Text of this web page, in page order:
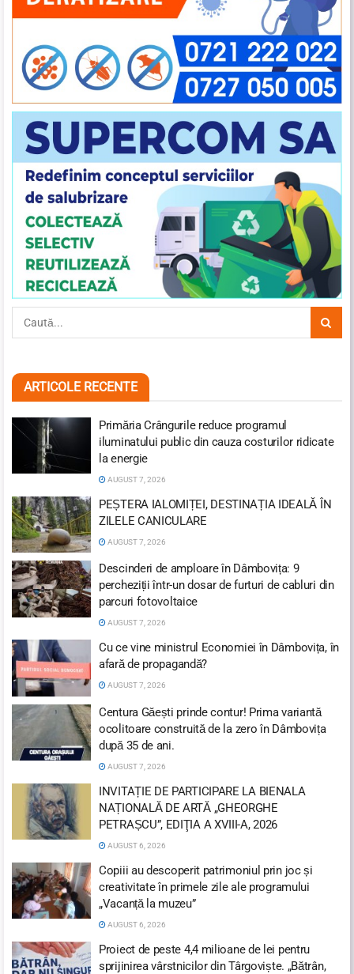
ARTICOLE RECENTE
Primăria Crângurile reduce programul
iluminatului public din cauza costurilor ridicate
la energie
AUGUST 7, 2026
PEȘTERA IALOMIȚEI, DESTINAȚIA IDEALĂ ÎN
ZILELE CANICULARE
AUGUST 7, 2026
Descinderi de amploare în Dâmbovița: 9
percheziții într-un dosar de furturi de cabluri din
parcuri fotovoltaice
AUGUST 7, 2026
Cu ce vine ministrul Economiei în Dâmbovița, în
afară de propagandă?
AUGUST 7, 2026
Centura Găești prinde contur! Prima variantă
ocolitoare construită de la zero în Dâmbovița
după 35 de ani.
AUGUST 7, 2026
INVITAȚIE DE PARTICIPARE LA BIENALA
NAȚIONALĂ DE ARTĂ „GHEORGHE
PETRAȘCU”, EDIŢIA A XVIII-A, 2026
AUGUST 6, 2026
Copiii au descoperit patrimoniul prin joc și
creativitate în primele zile ale programului
„Vacanță la muzeu”
AUGUST 6, 2026
Proiect de peste 4,4 milioane de lei pentru
sprijinirea vârstnicilor din Târgoviște. „Bătrân,